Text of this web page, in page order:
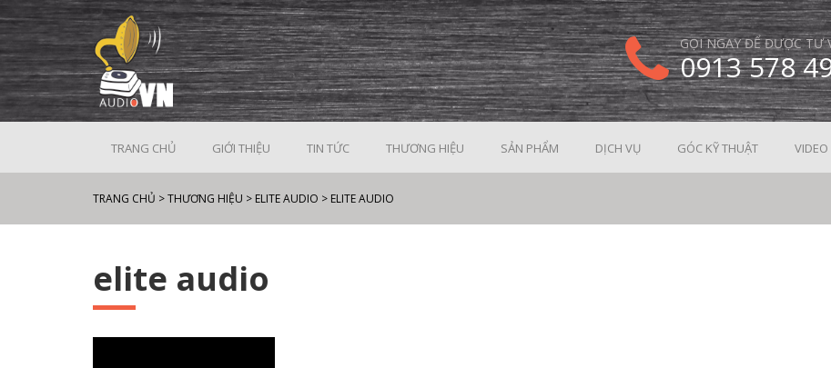
GỌI NGAY ĐỂ ĐƯỢC TƯ
0913 578
TRANG CHỦ GIỚI THIỆU TIN TỨC THƯƠNG HIỆU SẢN PHẨM DỊCH VỤ GÓC KỸ THUẬT VIDEO
TRANG CHỦ >THƯƠNG HIỆU > ELITE AUDIO > ELITE AUDIO
elite audio